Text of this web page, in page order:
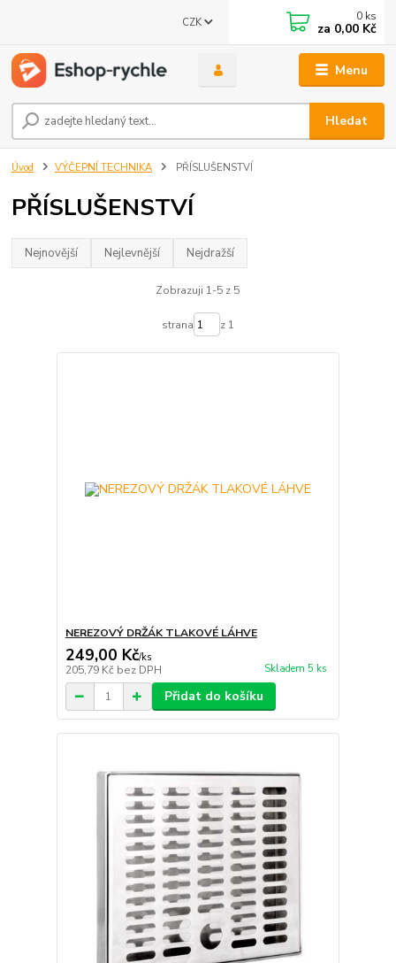
Menu
CZK
Hledat
0 ks
za 0,00 Kč
Úvod VÝČEPNÍ TECHNIKA PŘÍSLUŠENSTVÍ
PŘÍSLUŠENSTVÍ
Nejnovější Nejlevnější Nejdražší
Zobrazuji 1-5 z 5
strana z 1
NEREZOVÝ DRŽÁK TLAKOVÉ LÁHVE
249,00 Kč/ks
205,79 Kč bez DPH Skladem 5 ks
Přidat do košíku